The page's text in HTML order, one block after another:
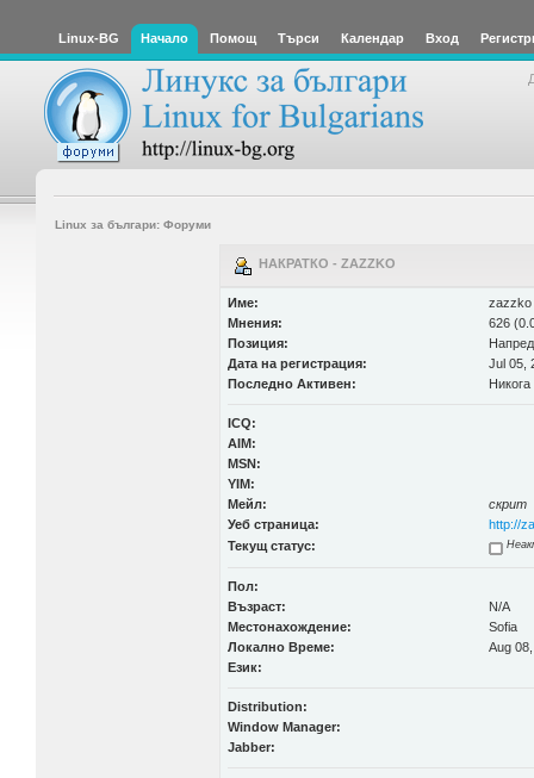
Linux-BG Начало Помощ Търси Календар Вход
Linux за българи: Форуми
НАКРАТКО - ZAZZKO
Име:
zazzko
Мнения:
626
Позиция:
Дата на регистрация:
Jul 05,
Последно Активен:
Никога
ICQ:
AIM:
MSN:
YIM:
Мейл:
скрит
Уеб страница:
http://
Текущ статус:
Пол:
Възраст:
N/A
Местонахождение:
Sofia
Локално Време:
Aug
Език:
Distribution:
Window Manager:
Jabber: